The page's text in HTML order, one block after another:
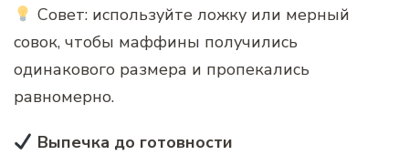
Совет: используйте ложку или мерный
совок, чтобы маффины получились
одинакового размера и пропекались
равномерно.
Выпечка до готовности